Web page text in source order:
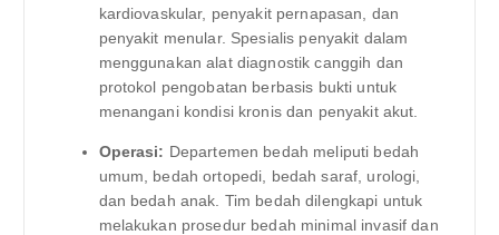
kardiovaskular, penyakit pernapasan, dan
penyakit menular. Spesialis penyakit dalam
menggunakan alat diagnostik canggih dan
protokol pengobatan berbasis bukti untuk
menangani kondisi kronis dan penyakit akut.
Operasi: Departemen bedah meliputi bedah
umum, bedah ortopedi, bedah saraf, urologi,
dan bedah anak. Tim bedah dilengkapi untuk
melakukan prosedur bedah minimal invasif dan